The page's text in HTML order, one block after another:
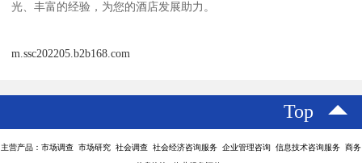
光、丰富的经验，为您的酒店发展助力。
m.ssc202205.b2b168.com
Top
主营产品：市场调查 市场研究 社会调查 社会经济咨询服务 企业管理咨询 信息技术咨询服务 商务